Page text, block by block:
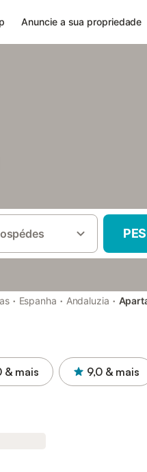
Anuncie a sua propriedade
· Espanha · Andaluzia ·
& mais 9,0 & mais